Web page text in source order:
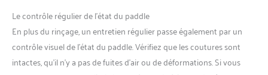
Le contrôle régulier de l’état du paddle
En plus du rinçage, un entretien régulier passe également par un
contrôle visuel de l’état du paddle. Vérifiez que les coutures sont
intactes, qu’il n’y a pas de fuites d’air ou de déformations. Si vous